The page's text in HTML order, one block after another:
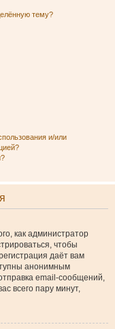
тему?
и/или
как администратор
чтобы
даёт вам
анонимным
email-сообщений,
всего пару минут,